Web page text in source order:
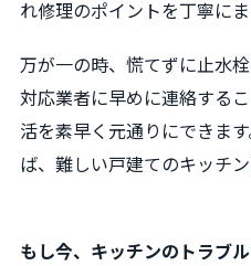
れ修理のポイントを丁寧にま
万が一の時、慌てずに止水
対応業者に早めに連絡する
活を素早く元通りにできま
ば、難しい戸建てのキッチ
もし今、キッチンのトラブ